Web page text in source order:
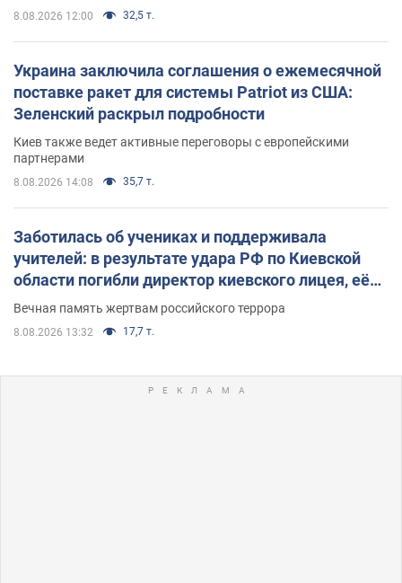
8.08.2026 12:00 32,5 т.
Украина заключила соглашения о ежемесячной
поставке ракет для системы Patriot из США:
Зеленский раскрыл подробности
Киев также ведет активные переговоры с европейскими
партнерами
8.08.2026 14:08 35,7 т.
Заботилась об учениках и поддерживала
учителей: в результате удара РФ по Киевской
области погибли директор киевского лицея, её
муж и внук
Вечная память жертвам российского террора
8.08.2026 13:32 17,7 т.